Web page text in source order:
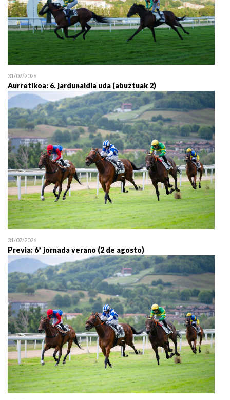
31/07/2026
Aurretikoa: 6. jardunaldia uda (abuztuak 2)
31/07/2026
Previa: 6ª jornada verano (2 de agosto)